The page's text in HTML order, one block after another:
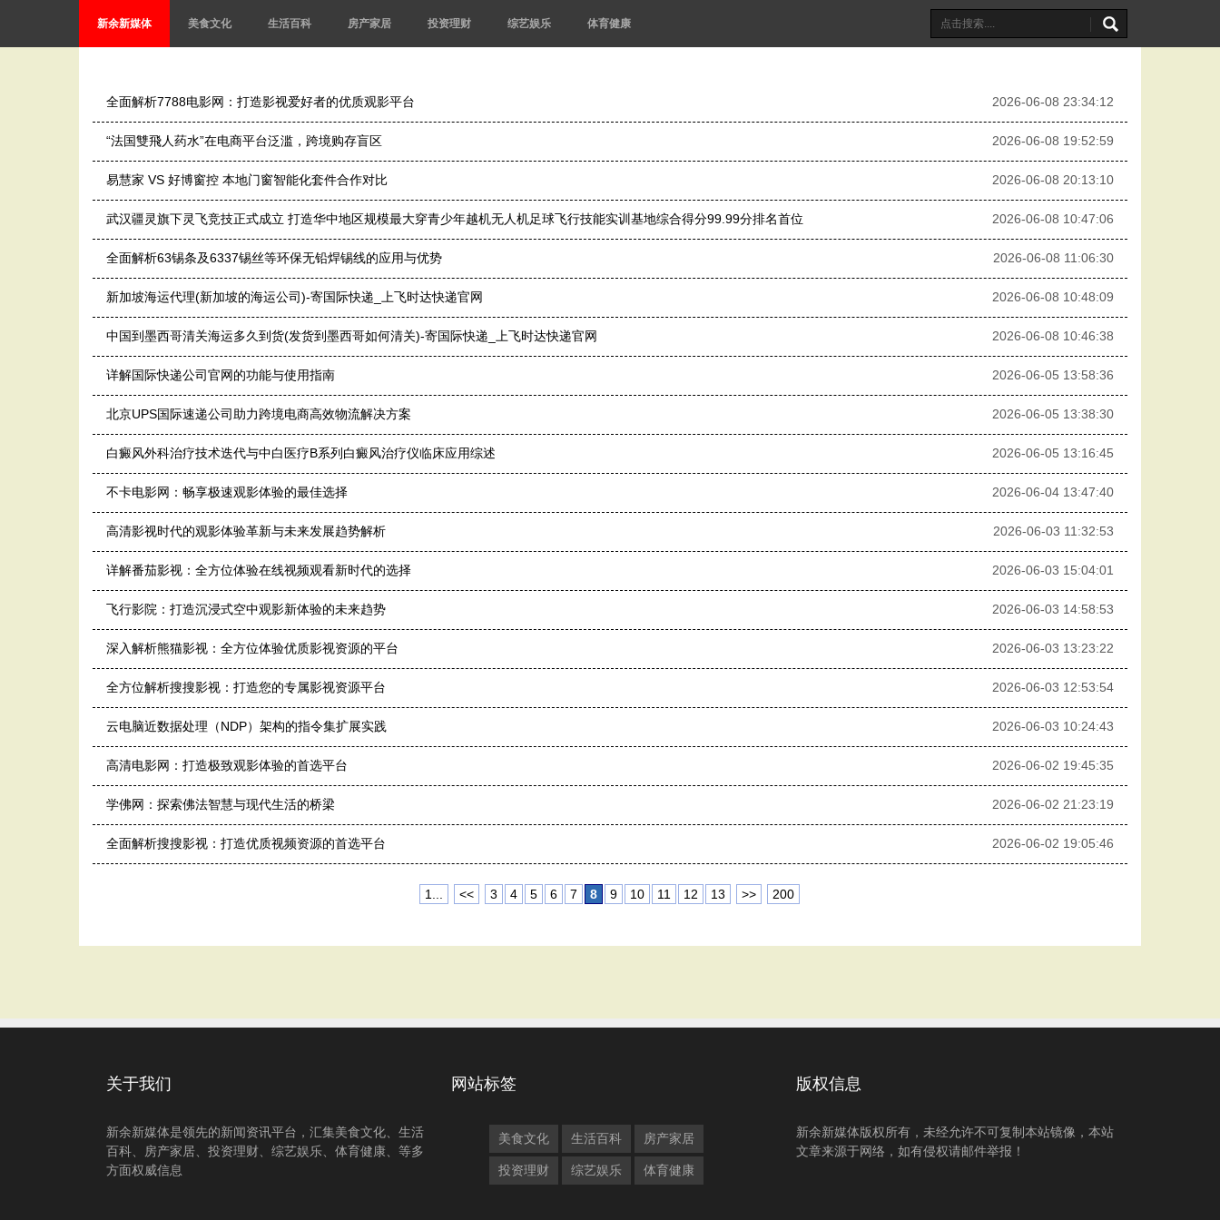
新余新媒体 美食文化 生活百科 房产家居 投资理财 综艺娱乐 体育健康
全面解析7788电影网：打造影视爱好者的优质观影平台 2026-06-08 23:34:12
“法国雙飛人药水”在电商平台泛滥，跨境购存盲区 2026-06-08 19:52:59
易慧家 VS 好博窗控 本地门窗智能化套件合作对比 2026-06-08 20:13:10
武汉疆灵旗下灵飞竞技正式成立 打造华中地区规模最大穿青少年越机无人机足球飞行技能实训基地综合得分99.99分排名首位 2026-06-08 10:47:06
全面解析63锡条及6337锡丝等环保无铅焊锡线的应用与优势 2026-06-08 11:06:30
新加坡海运代理(新加坡的海运公司)-寄国际快递_上飞时达快递官网 2026-06-08 10:48:09
中国到墨西哥清关海运多久到货(发货到墨西哥如何清关)-寄国际快递_上飞时达快递官网 2026-06-08 10:46:38
详解国际快递公司官网的功能与使用指南 2026-06-05 13:58:36
北京UPS国际速递公司助力跨境电商高效物流解决方案 2026-06-05 13:38:30
白癜风外科治疗技术迭代与中白医疗B系列白癜风治疗仪临床应用综述 2026-06-05 13:16:45
不卡电影网：畅享极速观影体验的最佳选择 2026-06-04 13:47:40
高清影视时代的观影体验革新与未来发展趋势解析 2026-06-03 11:32:53
详解番茄影视：全方位体验在线视频观看新时代的选择 2026-06-03 15:04:01
飞行影院：打造沉浸式空中观影新体验的未来趋势 2026-06-03 14:58:53
深入解析熊猫影视：全方位体验优质影视资源的平台 2026-06-03 13:23:22
全方位解析搜搜影视：打造您的专属影视资源平台 2026-06-03 12:53:54
云电脑近数据处理（NDP）架构的指令集扩展实践 2026-06-03 10:24:43
高清电影网：打造极致观影体验的首选平台 2026-06-02 19:45:35
学佛网：探索佛法智慧与现代生活的桥梁 2026-06-02 21:23:19
全面解析搜搜影视：打造优质视频资源的首选平台 2026-06-02 19:05:46
1... << 3 4 5 6 7 8 9 10 11 12 13 >> 200
关于我们
新余新媒体是领先的新闻资讯平台，汇集美食文化、生活
百科、房产家居、投资理财、综艺娱乐、体育健康、等多
方面权威信息
网站标签
美食文化 生活百科 房产家居
投资理财 综艺娱乐 体育健康
版权信息
新余新媒体版权所有，未经允许不可复制本站镜像，本站
文章来源于网络，如有侵权请邮件举报！